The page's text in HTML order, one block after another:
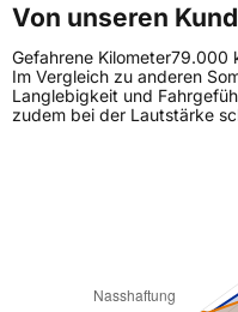
Von unseren
Gefahrene Kilometer79.000
Im Vergleich zu anderen
Langlebigkeit und
zudem bei der Lautstärke